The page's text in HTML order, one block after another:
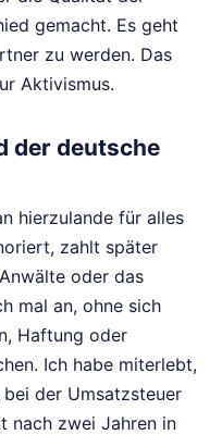
gemacht. Es geht
zu werden. Das
Aktivismus.
der deutsche
hierzulande für alles
zahlt später
oder das
mal an, ohne sich
Haftung oder
Ich habe miterlebt,
der Umsatzsteuer
nach zwei Jahren in